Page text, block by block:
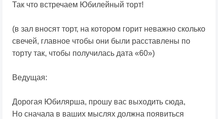
Так что встречаем Юбилейный торт!
(в зал вносят торт, на котором горит неважно сколько
свечей, главное чтобы они были расставлены по
торту так, чтобы получилась дата «60»)
Ведущая:
Дорогая Юбилярша, прошу вас выходить сюда,
Но сначала в ваших мыслях должна появиться